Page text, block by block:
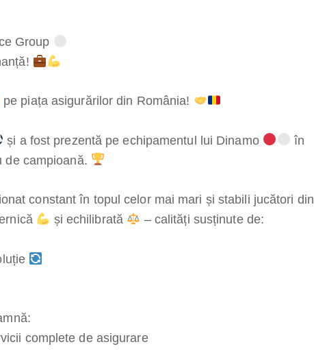
Group
pe piața asigurărilor din România!
și a fost prezentă pe echipamentul lui Dinamo
în
de campioană.
constant în topul celor mai mari și stabili jucători din
și echilibrată
– calități susținute de:
complete de asigurare